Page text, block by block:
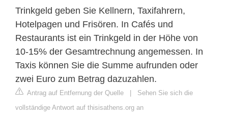
Trinkgeld geben Sie Kellnern, Taxifahrern,
Hotelpagen und Frisören. In Cafés und
Restaurants ist ein Trinkgeld in der Höhe von
10-15% der Gesamtrechnung angemessen. In
Taxis können Sie die Summe aufrunden oder
zwei Euro zum Betrag dazuzahlen.
Antrag auf Entfernung der Quelle | Sehen Sie sich die
vollständige Antwort auf thisisathens.org an